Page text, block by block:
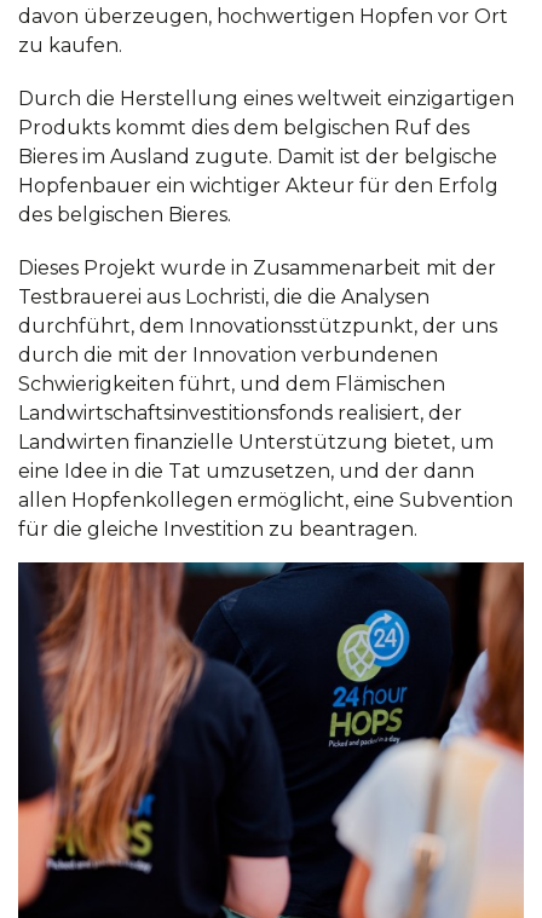
davon überzeugen, hochwertigen Hopfen vor Ort
zu kaufen.
Durch die Herstellung eines weltweit einzigartigen
Produkts kommt dies dem belgischen Ruf des
Bieres im Ausland zugute. Damit ist der belgische
Hopfenbauer ein wichtiger Akteur für den Erfolg
des belgischen Bieres.
Dieses Projekt wurde in Zusammenarbeit mit der
Testbrauerei aus Lochristi, die die Analysen
durchführt, dem Innovationsstützpunkt, der uns
durch die mit der Innovation verbundenen
Schwierigkeiten führt, und dem Flämischen
Landwirtschaftsinvestitionsfonds realisiert, der
Landwirten finanzielle Unterstützung bietet, um
eine Idee in die Tat umzusetzen, und der dann
allen Hopfenkollegen ermöglicht, eine Subvention
für die gleiche Investition zu beantragen.